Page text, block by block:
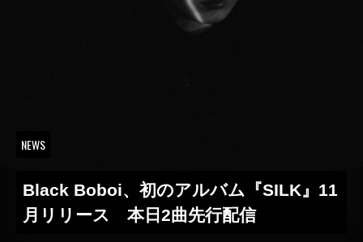
NEWS
Black Boboi、初のアルバム『SILK』11
月リリース 本日2曲先行配信